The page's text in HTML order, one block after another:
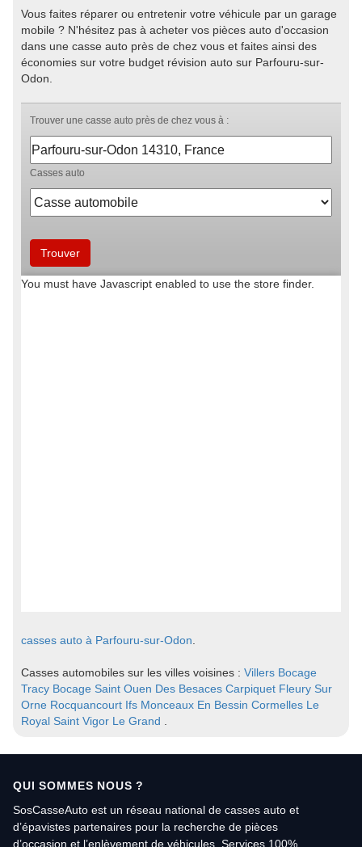
Vous faites réparer ou entretenir votre véhicule par un garage
mobile ? N'hésitez pas à acheter vos pièces auto d'occasion
dans une casse auto près de chez vous et faites ainsi des
économies sur votre budget révision auto sur Parfouru-sur-
Odon.
casses auto à Parfouru-sur-Odon
Casses automobiles sur les villes voisines : Villers Bocage
Tracy Bocage Saint Ouen Des Besaces Carpiquet Fleury Sur
Orne Rocquancourt Ifs Monceaux En Bessin Cormelles Le
Royal Saint Vigor Le Grand
QUI SOMMES NOUS ?
SosCasseAuto est un réseau national de casses auto et
d’épavistes partenaires pour la recherche de pièces
d’occasion et l’enlèvement de véhicules. Services 100%